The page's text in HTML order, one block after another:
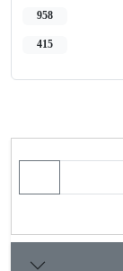
958
415